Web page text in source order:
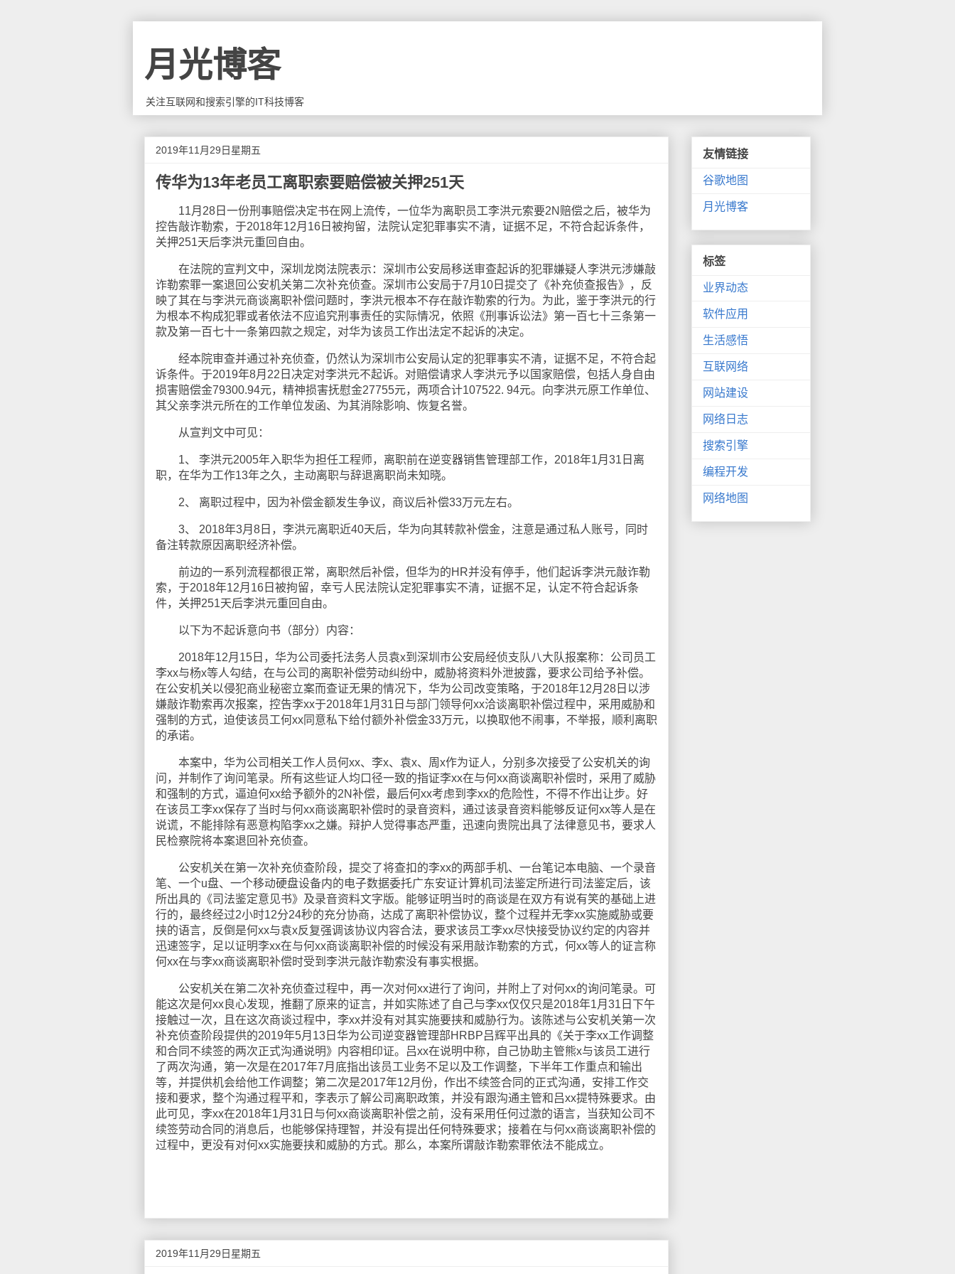
月光博客
关注互联网和搜索引擎的IT科技博客
2019年11月29日星期五
传华为13年老员工离职索要赔偿被关押251天
11月28日一份刑事赔偿决定书在网上流传，一位华为离职员工李洪元索要2N赔偿之后，被华为
控告敲诈勒索，于2018年12月16日被拘留，法院认定犯罪事实不清，证据不足，不符合起诉条件，
关押251天后李洪元重回自由。
在法院的宣判文中，深圳龙岗法院表示：深圳市公安局移送审查起诉的犯罪嫌疑人李洪元涉嫌敲
诈勒索罪一案退回公安机关第二次补充侦查。深圳市公安局于7月10日提交了《补充侦查报告》，反
映了其在与李洪元商谈离职补偿问题时，李洪元根本不存在敲诈勒索的行为。为此，鉴于李洪元的行
为根本不构成犯罪或者依法不应追究刑事责任的实际情况，依照《刑事诉讼法》第一百七十三条第一
款及第一百七十一条第四款之规定，对华为该员工作出法定不起诉的决定。
经本院审查并通过补充侦查，仍然认为深圳市公安局认定的犯罪事实不清，证据不足，不符合起
诉条件。于2019年8月22日决定对李洪元不起诉。对赔偿请求人李洪元予以国家赔偿，包括人身自由
损害赔偿金79300.94元，精神损害抚慰金27755元，两项合计107522. 94元。向李洪元原工作单位、
其父亲李洪元所在的工作单位发函、为其消除影响、恢复名誉。
从宣判文中可见：
1、 李洪元2005年入职华为担任工程师，离职前在逆变器销售管理部工作，2018年1月31日离
职，在华为工作13年之久，主动离职与辞退离职尚未知晓。
2、 离职过程中，因为补偿金额发生争议，商议后补偿33万元左右。
3、 2018年3月8日，李洪元离职近40天后，华为向其转款补偿金，注意是通过私人账号，同时
备注转款原因离职经济补偿。
前边的一系列流程都很正常，离职然后补偿，但华为的HR并没有停手，他们起诉李洪元敲诈勒
索，于2018年12月16日被拘留，幸亏人民法院认定犯罪事实不清，证据不足，认定不符合起诉条
件，关押251天后李洪元重回自由。
以下为不起诉意向书（部分）内容：
2018年12月15日，华为公司委托法务人员袁x到深圳市公安局经侦支队八大队报案称：公司员工
李xx与杨x等人勾结，在与公司的离职补偿劳动纠纷中，威胁将资料外泄披露，要求公司给予补偿。
在公安机关以侵犯商业秘密立案而查证无果的情况下，华为公司改变策略，于2018年12月28日以涉
嫌敲诈勒索再次报案，控告李xx于2018年1月31日与部门领导何xx洽谈离职补偿过程中，采用威胁和
强制的方式，迫使该员工何xx同意私下给付额外补偿金33万元，以换取他不闹事，不举报，顺利离职
的承诺。
本案中，华为公司相关工作人员何xx、李x、袁x、周x作为证人，分别多次接受了公安机关的询
问，并制作了询问笔录。所有这些证人均口径一致的指证李xx在与何xx商谈离职补偿时，采用了威胁
和强制的方式，逼迫何xx给予额外的2N补偿，最后何xx考虑到李xx的危险性，不得不作出让步。好
在该员工李xx保存了当时与何xx商谈离职补偿时的录音资料，通过该录音资料能够反证何xx等人是在
说谎，不能排除有恶意构陷李xx之嫌。辩护人觉得事态严重，迅速向贵院出具了法律意见书，要求人
民检察院将本案退回补充侦查。
公安机关在第一次补充侦查阶段，提交了将查扣的李xx的两部手机、一台笔记本电脑、一个录音
笔、一个u盘、一个移动硬盘设备内的电子数据委托广东安证计算机司法鉴定所进行司法鉴定后，该
所出具的《司法鉴定意见书》及录音资料文字版。能够证明当时的商谈是在双方有说有笑的基础上进
行的，最终经过2小时12分24秒的充分协商，达成了离职补偿协议，整个过程并无李xx实施威胁或要
挟的语言，反倒是何xx与袁x反复强调该协议内容合法，要求该员工李xx尽快接受协议约定的内容并
迅速签字，足以证明李xx在与何xx商谈离职补偿的时候没有采用敲诈勒索的方式，何xx等人的证言称
何xx在与李xx商谈离职补偿时受到李洪元敲诈勒索没有事实根据。
公安机关在第二次补充侦查过程中，再一次对何xx进行了询问，并附上了对何xx的询问笔录。可
能这次是何xx良心发现，推翻了原来的证言，并如实陈述了自己与李xx仅仅只是2018年1月31日下午
接触过一次，且在这次商谈过程中，李xx并没有对其实施要挟和威胁行为。该陈述与公安机关第一次
补充侦查阶段提供的2019年5月13日华为公司逆变器管理部HRBP吕辉平出具的《关于李xx工作调整
和合同不续签的两次正式沟通说明》内容相印证。吕xx在说明中称，自己协助主管熊x与该员工进行
了两次沟通，第一次是在2017年7月底指出该员工业务不足以及工作调整，下半年工作重点和输出
等，并提供机会给他工作调整；第二次是2017年12月份，作出不续签合同的正式沟通，安排工作交
接和要求，整个沟通过程平和，李表示了解公司离职政策，并没有跟沟通主管和吕xx提特殊要求。由
此可见，李xx在2018年1月31日与何xx商谈离职补偿之前，没有采用任何过激的语言，当获知公司不
续签劳动合同的消息后，也能够保持理智，并没有提出任何特殊要求；接着在与何xx商谈离职补偿的
过程中，更没有对何xx实施要挟和威胁的方式。那么，本案所谓敲诈勒索罪依法不能成立。
2019年11月29日星期五
友情链接
谷歌地图
月光博客
标签
业界动态
软件应用
生活感悟
互联网络
网站建设
网络日志
搜索引擎
编程开发
网络地图